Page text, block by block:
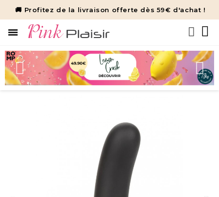
🚚 Profitez de la livraison offerte dès 59€ d'achat !